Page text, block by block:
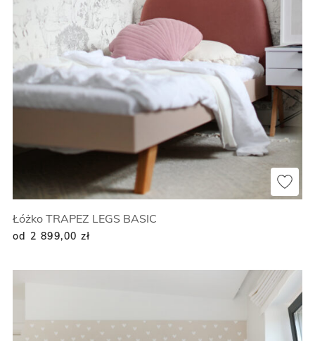
Łóżko TRAPEZ LEGS BASIC
od 2 899,00 zł